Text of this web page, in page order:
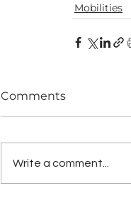
Mobilities
Comments
Write a comment...